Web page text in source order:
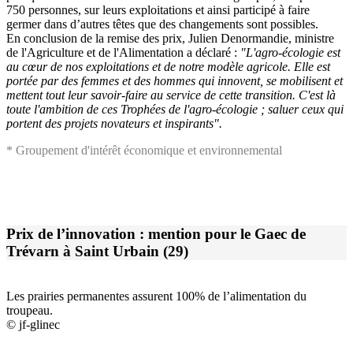
750 personnes, sur leurs exploitations et ainsi participé à faire
germer dans d’autres têtes que des changements sont possibles.
En conclusion de la remise des prix, Julien Denormandie, ministre
de l'Agriculture et de l'Alimentation a déclaré : "L'agro-écologie est
au cœur de nos exploitations et de notre modèle agricole. Elle est
portée par des femmes et des hommes qui innovent, se mobilisent et
mettent tout leur savoir-faire au service de cette transition. C'est là
toute l'ambition de ces Trophées de l'agro-écologie ; saluer ceux qui
portent des projets novateurs et inspirants".
* Groupement d'intérêt économique et environnemental
Prix de l’innovation : mention pour le Gaec de
Trévarn à Saint Urbain (29)
Les prairies permanentes assurent 100% de l’alimentation du
troupeau.
© jf-glinec